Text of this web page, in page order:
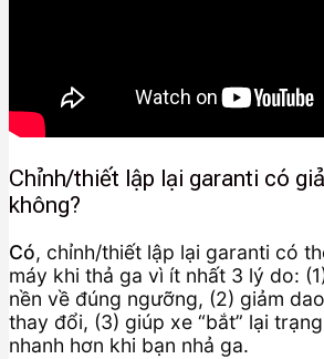
Chỉnh/thiết lập lại garanti có
không?
Có, chỉnh/thiết lập lại garanti có
máy khi thả ga vì ít nhất 3 lý do:
nền về đúng ngưỡng, (2) giảm
thay đổi, (3) giúp xe “bắt” lại
nhanh hơn khi bạn nhả ga.